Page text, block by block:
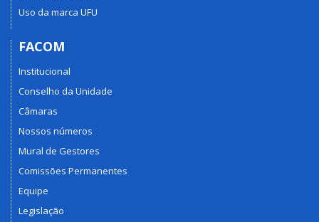
Uso da marca UFU
FACOM
Institucional
Conselho da Unidade
Câmaras
Nossos números
Mural de Gestores
Comissões Permanentes
Equipe
Legislação